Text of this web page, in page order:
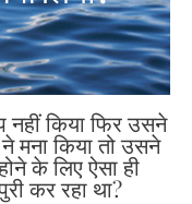
नहीं किया फिर उसने
मना किया तो उसने
के लिए ऐसा ही
कर रहा था?